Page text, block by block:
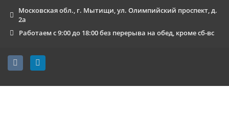
Московская обл., г. Мытищи, ул. Олимпийский проспект, д.
2а
Работаем с 9:00 до 18:00 без перерыва на обед, кроме сб-вс